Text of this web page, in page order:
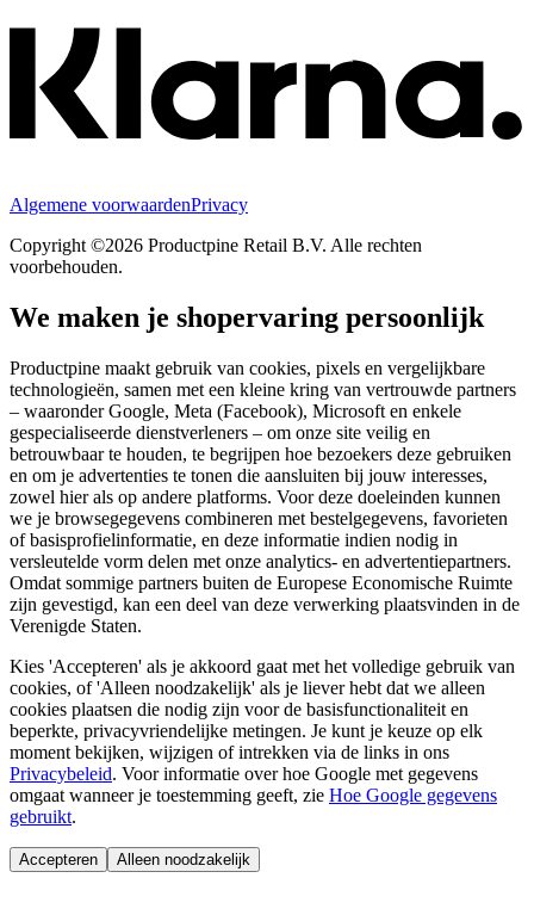
Algemene voorwaardenPrivacy
Copyright ©2026 Productpine Retail B.V. Alle rechten
voorbehouden.
We maken je shopervaring persoonlijk
Productpine maakt gebruik van cookies, pixels en vergelijkbare
technologieën, samen met een kleine kring van vertrouwde partners
– waaronder Google, Meta (Facebook), Microsoft en enkele
gespecialiseerde dienstverleners – om onze site veilig en
betrouwbaar te houden, te begrijpen hoe bezoekers deze gebruiken
en om je advertenties te tonen die aansluiten bij jouw interesses,
zowel hier als op andere platforms. Voor deze doeleinden kunnen
we je browsegegevens combineren met bestelgegevens, favorieten
of basisprofielinformatie, en deze informatie indien nodig in
versleutelde vorm delen met onze analytics- en advertentiepartners.
Omdat sommige partners buiten de Europese Economische Ruimte
zijn gevestigd, kan een deel van deze verwerking plaatsvinden in de
Verenigde Staten.
Kies 'Accepteren' als je akkoord gaat met het volledige gebruik van
cookies, of 'Alleen noodzakelijk' als je liever hebt dat we alleen
cookies plaatsen die nodig zijn voor de basisfunctionaliteit en
beperkte, privacyvriendelijke metingen. Je kunt je keuze op elk
moment bekijken, wijzigen of intrekken via de links in ons
Privacybeleid. Voor informatie over hoe Google met gegevens
omgaat wanneer je toestemming geeft, zie Hoe Google gegevens
gebruikt.
Accepteren Alleen noodzakelijk